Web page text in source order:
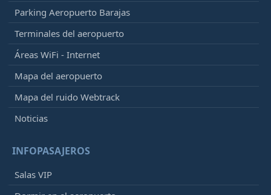
Parking Aeropuerto Barajas
Terminales del aeropuerto
Áreas WiFi - Internet
Mapa del aeropuerto
Mapa del ruido Webtrack
Noticias
INFOPASAJEROS
Salas VIP